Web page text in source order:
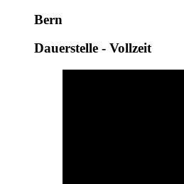
Bern
Dauerstelle - Vollzeit